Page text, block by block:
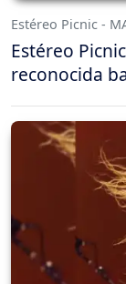
Estéreo Picnic -
Estéreo
reconocida